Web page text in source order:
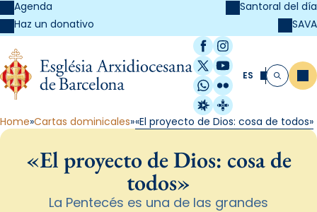
Agenda
Haz un donativo
Santoral del día
SAVA
Facebook
Instagram
X / Twitter
YouTube
WhatsApp
Flickr
Radio Estel
Catalunya
ES Buscar
Home Cartas dominicales «El proyecto de Dios: cosa de todos»
«El proyecto de Dios: cosa de
todos»
La Pentecés es una de las grandes